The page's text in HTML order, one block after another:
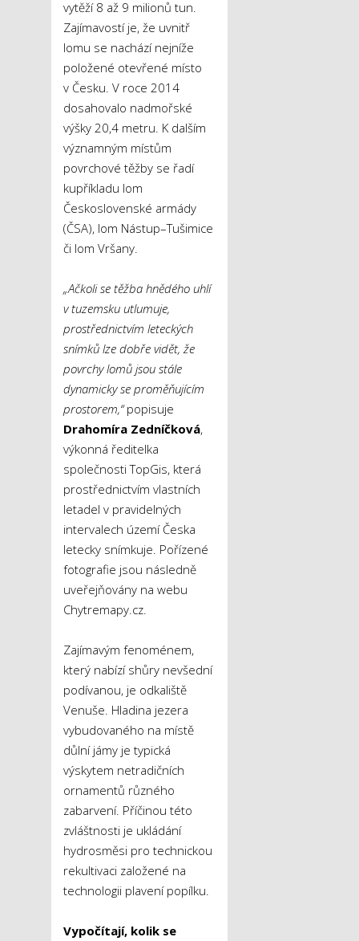
vytěží 8 až 9 milionů tun.
Zajímavostí je, že uvnitř
lomu se nachází nejníže
položené otevřené místo
v Česku. V roce 2014
dosahovalo nadmořské
výšky 20,4 metru. K dalším
významným místům
povrchové těžby se řadí
kupříkladu lom
Československé armády
(ČSA), lom Nástup–Tušimice
či lom Vršany.
„Ačkoli se těžba hnědého uhlí
v tuzemsku utlumuje,
prostřednictvím leteckých
snímků lze dobře vidět, že
povrchy lomů jsou stále
dynamicky se proměňujícím
prostorem,“popisuje
Drahomíra Zedníčková,
výkonná ředitelka
společnosti TopGis, která
prostřednictvím vlastních
letadel v pravidelných
intervalech území Česka
letecky snímkuje. Pořízené
fotografie jsou následně
uveřejňovány na webu
Chytremapy.cz.
Zajímavým fenoménem,
který nabízí shůry nevšední
podívanou, je odkaliště
Venuše. Hladina jezera
vybudovaného na místě
důlní jámy je typická
výskytem netradičních
ornamentů různého
zabarvení. Příčinou této
zvláštnosti je ukládání
hydrosměsi pro technickou
rekultivaci založené na
technologii plavení popílku.
Vypočítají, kolik se